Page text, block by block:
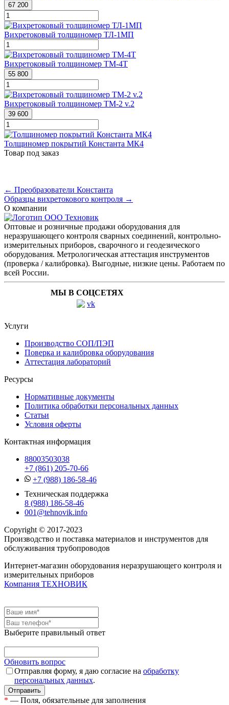
67 200
Вихретоковый толщиномер ТЛ-1МП
Вихретоковый толщиномер ТМ-4Т
55 800
Вихретоковый толщиномер ТМ-2 v.2
39 600
Толщиномер покрытий Константа МК4
Товар под заказ
← Преобразователи Константа
Образцы вихретокового контроля →
О компании
Оптовые и розничные продажи оборудования для
неразрушающего контроля сварных соединений, контрольно-
измерительных приборов, сварочного и геодезического
оборудования. Метрологическая аттестация инструментов
(проверка / калибровка). Выгодные, низкие цены. Работаем по
всей России.
МЫ В СОЦСЕТЯХ
Услуги
Производство СОП/ПЭП
Поверка и калибровка оборудования
Аттестация лабораторий
Ресурсы
Нормативные документы
Политика обработки персональных данных
Статьи
Условия оферты
Контактная информация
88003503038
+7 (861) 205-70-66
+7 (988) 186-58-46
Техническая поддержка
8 (988) 186-58-46
001@tehnovik.info
Copyright © 2017-2023
Производство и поставка материалов и инструментов для
обслуживания трубопроводов
Интернет-магазин оборудования неразрушающего контроля и
измерительных приборов
Компания ТЕХНОВИК
Выберите правильный ответ
Обновить вопрос
Отправляя форму, я даю согласие на обработку
персональных данных.
* — Поля, обязательные для заполнения